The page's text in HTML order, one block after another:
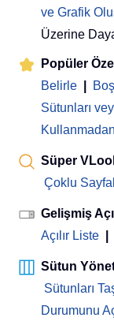
ve Grafik
Üzerine
Popüler
Belirle
Sütunları
Süper
Çoklu
Gelişmiş
Açılır Liste
Sütun
Sütunları
Durumunu